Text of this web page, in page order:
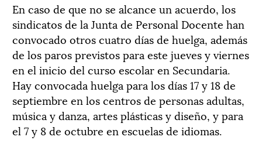
En caso de que no se alcance un acuerdo, los
sindicatos de la Junta de Personal Docente han
convocado otros cuatro días de huelga, además
de los paros previstos para este jueves y viernes
en el inicio del curso escolar en Secundaria.
Hay convocada huelga para los días 17 y 18 de
septiembre en los centros de personas adultas,
música y danza, artes plásticas y diseño, y para
el 7 y 8 de octubre en escuelas de idiomas.